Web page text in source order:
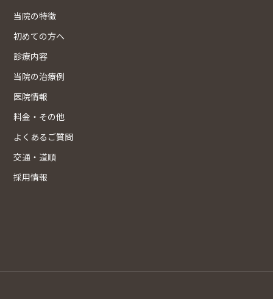
当院の特徴
初めての方へ
診療内容
当院の治療例
医院情報
料金・その他
よくあるご質問
交通・道順
採用情報